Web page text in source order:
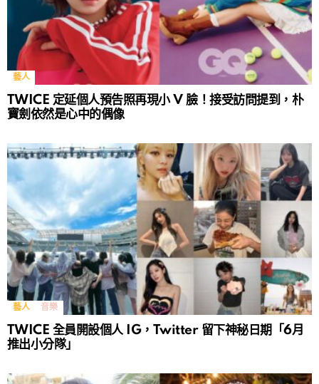
藝人
TWICE 定延個人預告照再現小 V 臉！接受訪問提到，朴
寶劍依然是心中的偶像
藝人 音樂
TWICE 全員開設個人 IG，Twitter 留下神秘日期「6月
推出小分隊」